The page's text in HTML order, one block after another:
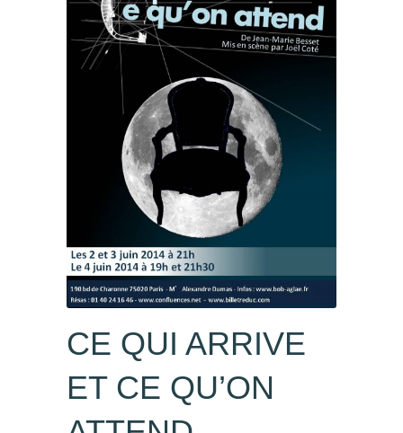
CONTACTEZ-NOUS
CE QUI ARRIVE
ET CE QU’ON